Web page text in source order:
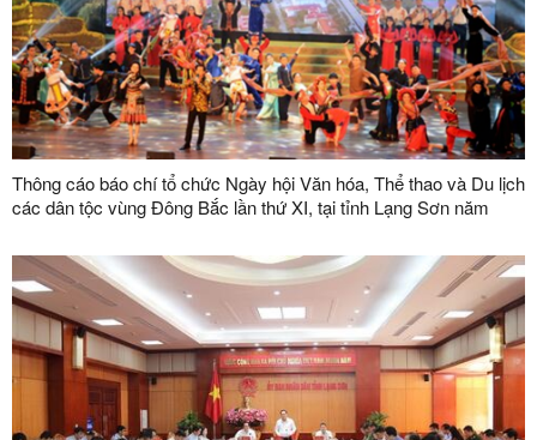
Thông cáo báo chí tổ chức Ngày hội Văn hóa, Thể thao và Du lịch
các dân tộc vùng Đông Bắc lần thứ XI, tại tỉnh Lạng Sơn năm